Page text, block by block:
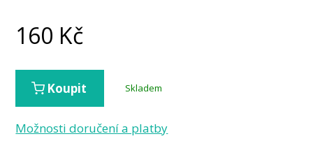
160 Kč
Koupit Skladem
Možnosti doručení a platby